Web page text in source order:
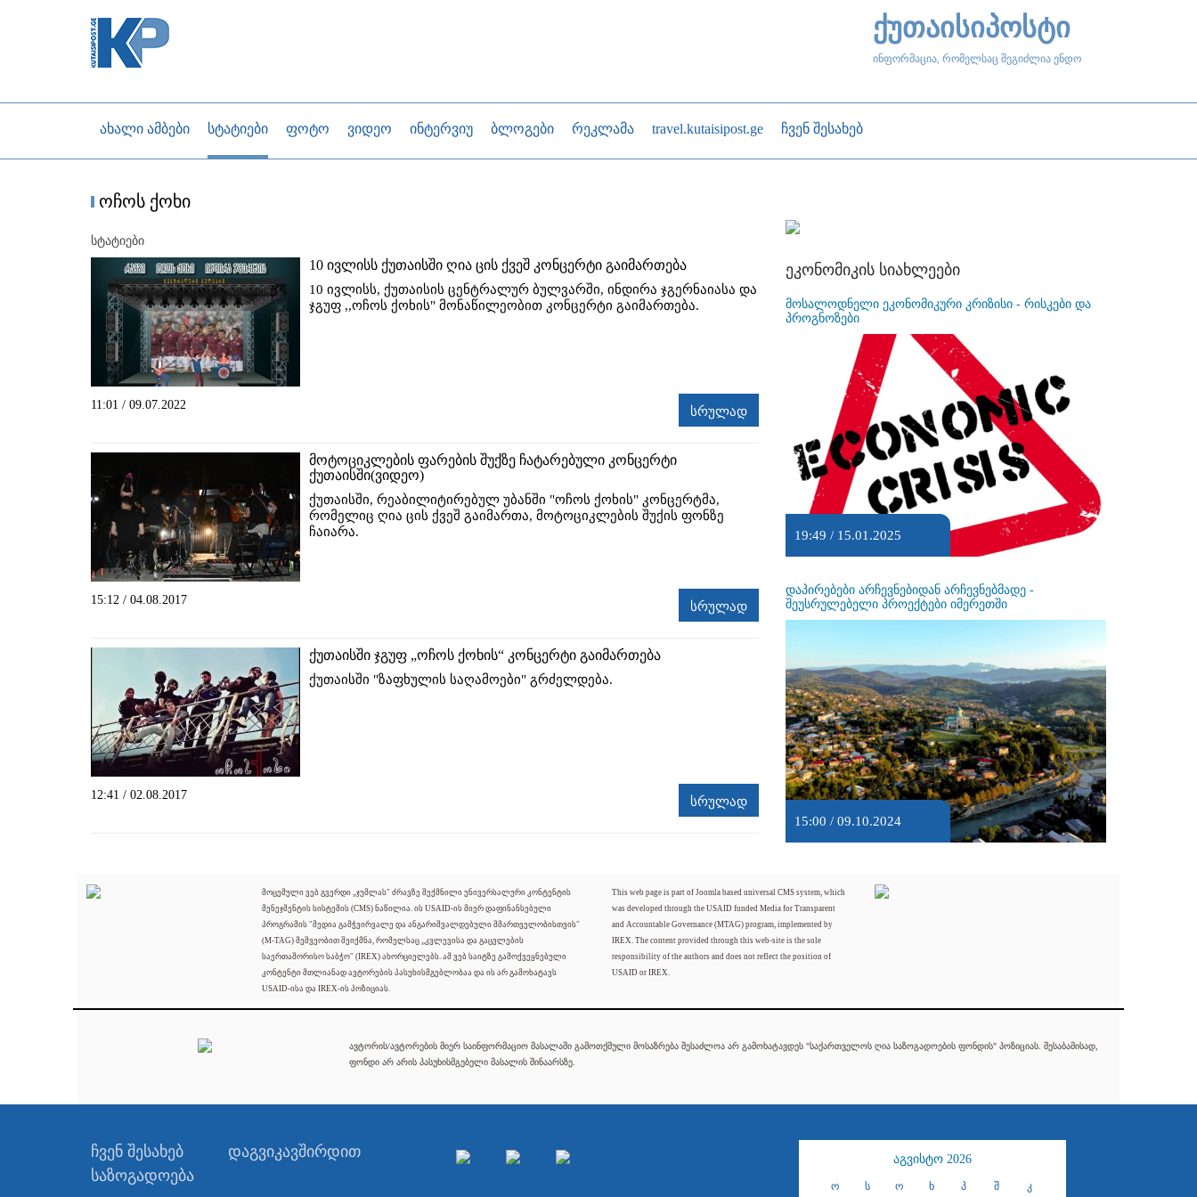
ქუთაისიპოსტი
ინფორმაცია, რომელსაც შეგიძლია ენდო
ახალი ამბები სტატიები ფოტო ვიდეო ინტერვიუ ბლოგები რეკლამა travel.kutaisipost.ge ჩვენ შესახებ
ოჩოს ქოხი
სტატიები
10 ივლისს ქუთაისში ღია ცის ქვეშ კონცერტი გაიმართება
10 ივლისს, ქუთაისის ცენტრალურ ბულვარში, ინდირა ჯგერნაიასა და
ჯგუფ ,,ოჩოს ქოხის" მონაწილეობით კონცერტი გაიმართება.
11:01 / 09.07.2022 სრულად
მოტოციკლების ფარების შუქზე ჩატარებული კონცერტი
ქუთაისში(ვიდეო)
ქუთაისში, რეაბილიტირებულ უბანში "ოჩოს ქოხის" კონცერტმა,
რომელიც ღია ცის ქვეშ გაიმართა, მოტოციკლების შუქის ფონზე
ჩაიარა.
15:12 / 04.08.2017 სრულად
ქუთაისში ჯგუფ „ოჩოს ქოხის“ კონცერტი გაიმართება
ქუთაისში "ზაფხულის საღამოები" გრძელდება.
12:41 / 02.08.2017 სრულად
ეკონომიკის სიახლეები
მოსალოდნელი ეკონომიკური კრიზისი - რისკები და
პროგნოზები
19:49 / 15.01.2025
დაპირებები არჩევნებიდან არჩევნებმადე -
შეუსრულებელი პროექტები იმერეთში
15:00 / 09.10.2024
მოცემული ვებ გვერდი „ჯუმლას" ძრავზე შექმნილი უნივერსალური კონტენტის
მენეჯმენტის სისტემის (CMS) ნაწილია. ის USAID-ის მიერ დაფინანსებული
პროგრამის "მედია გამჭვირვალე და ანგარიშვალდებული მმართველობისთვის"
(M-TAG) მეშვეობით შეიქმნა, რომელსაც „კვლევისა და გაცვლების
საერთაშორისო საბჭო" (IREX) ახორციელებს. ამ ვებ საიტზე გამოქვეყნებული
კონტენტი მთლიანად ავტორების პასუხისმგებლობაა და ის არ გამოხატავს
USAID-ისა და IREX-ის პოზიციას.
This web page is part of Joomla based universal CMS system, which
was developed through the USAID funded Media for Transparent
and Accountable Governance (MTAG) program, implemented by
IREX. The content provided through this web-site is the sole
responsibility of the authors and does not reflect the position of
USAID or IREX.
ავტორის/ავტორების მიერ საინფორმაციო მასალაში გამოთქმული მოსაზრება შესაძლოა არ გამოხატავდეს "საქართველოს ღია საზოგადოების ფონდის" პოზიციას. შესაბამისად,
ფონდი არ არის პასუხისმგებელი მასალის შინაარსზე.
ჩვენ შესახებ
დაგვიკავშირდით
საზოგადოება
აგვისტო 2026
ო ს ო ხ პ შ კ